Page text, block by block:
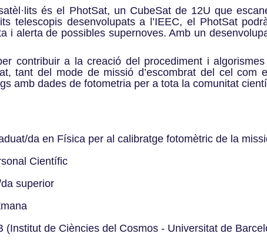
és el PhotSat, un CubeSat de 12U que
telescopis desenvolupats a l’IEEC, el PhotSat
i alerta de possibles supernoves. Amb un
contribuir a la creació del procediment i
tant del mode de missió d’escombrat del cel com
amb dades de fotometria per a tota la comunitat
da en Física per al calibratge fotomètric de la
Científic
superior
(Institut de Ciències del Cosmos - Universitat de